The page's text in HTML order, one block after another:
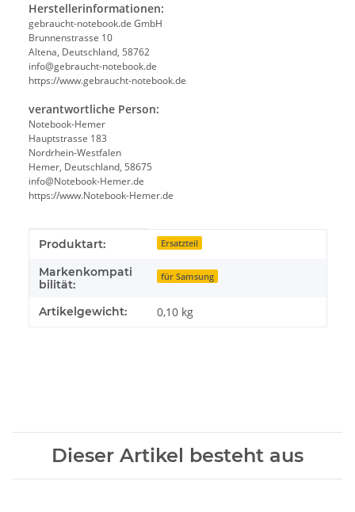
Herstellerinformationen:
gebraucht-notebook.de GmbH
Brunnenstrasse 10
Altena, Deutschland, 58762
info@gebraucht-notebook.de
https://www.gebraucht-notebook.de
verantwortliche Person:
Notebook-Hemer
Hauptstrasse 183
Nordrhein-Westfalen
Hemer, Deutschland, 58675
info@Notebook-Hemer.de
https://www.Notebook-Hemer.de
Produkteigenschaft
Wert
Produktart: Ersatzteil
Markenkompati
bilität:
für Samsung
Artikelgewicht: 0,10 kg
Dieser Artikel besteht aus